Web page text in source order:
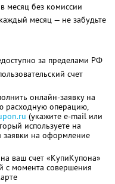
месяц без комиссии
месяц — не забудьте
за пределами РФ
счет
онлайн-заявку на
расходную операцию,
(укажите e-mail или
используете на
заявки на оформление
ваш счет «КупиКупона»
с момента совершения